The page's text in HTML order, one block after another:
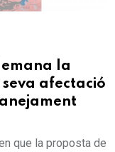
la
afectació
que la proposta de